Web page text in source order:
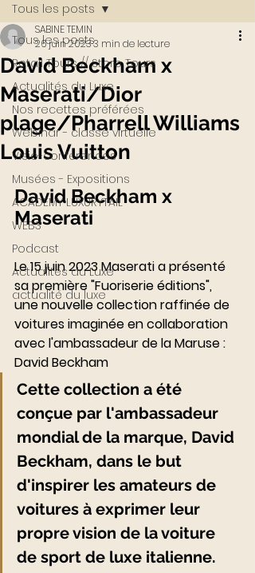
Tous les posts
Retail Tours // Store Tours
Actualités du Luxe
Nos recettes préférées
Webinar - classe virtuelle
Visio-conférences
Musées - Expositions
ACADEMY LUXURYTAIL
WEB3
Podcast
Actualités du Luxe
actualité du luxe
Tous les posts
David Beckham x
Maserati/Dior
plage/Pharrell Williams
Louis Vuitton
SABINE TEMIN
26 juin 20233 min de lecture
David Beckham x
Maserati
Le 15 juin 2023 Maserati a présenté
sa première "Fuoriserie éditions",
une nouvelle collection raffinée de
voitures imaginée en collaboration
avec l'ambassadeur de la Maruse :
David Beckham
Cette collection a été
conçue par l'ambassadeur
mondial de la marque, David
Beckham, dans le but
d'inspirer les amateurs de
voitures à exprimer leur
propre vision de la voiture
de sport de luxe italienne.